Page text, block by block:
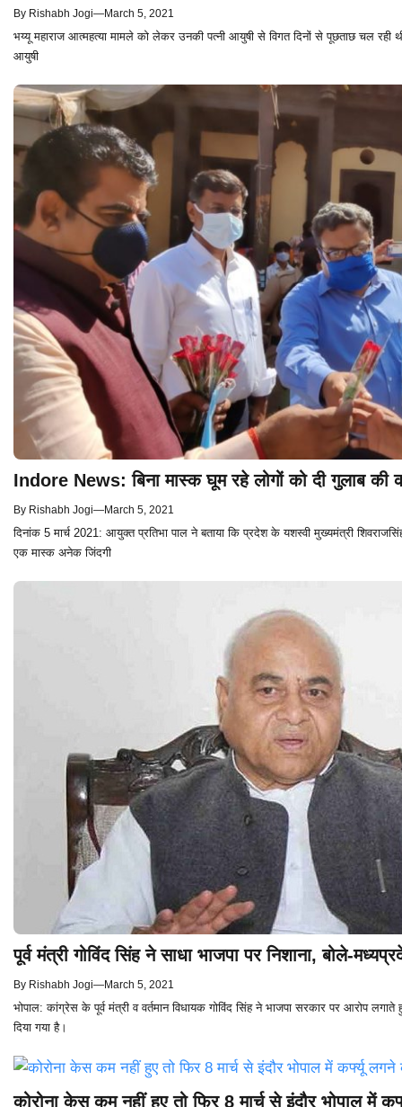
By Rishabh Jogi—March 5, 2021
भय्यू महाराज आत्महत्या मामले को लेकर उनकी पत्नी आयुषी से विगत दिनों से पूछताछ चल रही
आयुषी
Indore News: बिना मास्क घूम रहे लोगों को दी गुलाब
By Rishabh Jogi—March 5, 2021
दिनांक 5 मार्च 2021: आयुक्त प्रतिभा पाल ने बताया कि प्रदेश के यशस्वी मुख्यमंत्री
एक मास्क अनेक जिंदगी
पूर्व मंत्री गोविंद सिंह ने साधा भाजपा पर निशाना, बोले-
By Rishabh Jogi—March 5, 2021
भोपाल: कांग्रेस के पूर्व मंत्री व वर्तमान विधायक गोविंद सिंह ने भाजपा सरकार पर आरोप
दिया गया है।
कोरोना केस कम नहीं हुए तो फिर 8 मार्च से इंदौर भोपाल में